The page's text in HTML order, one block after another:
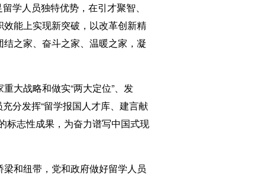
学人员独特优势，在引才聚智、
能上实现新突破，以改革创新精
之家、奋斗之家、温暖之家，凝
大战略和做实“两大定位”、发
分发挥“留学报国人才库、建言献
标志性成果，为奋力谱写中国式现
和纽带，党和政府做好留学人员